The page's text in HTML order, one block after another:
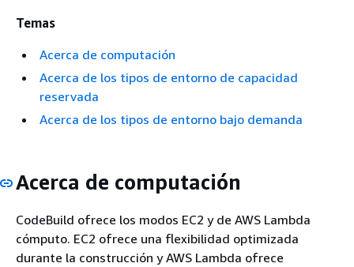
Temas
Acerca de computación
Acerca de los tipos de entorno de capacidad
reservada
Acerca de los tipos de entorno bajo demanda
Acerca de computación
CodeBuild ofrece los modos EC2 y de AWS Lambda
cómputo. EC2 ofrece una flexibilidad optimizada
durante la construcción y AWS Lambda ofrece